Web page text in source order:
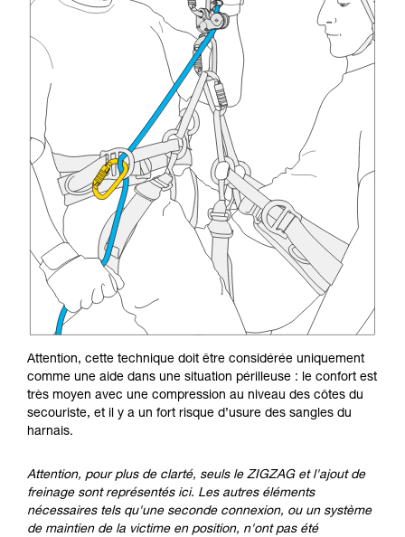
Attention, cette technique doit être considérée uniquement
comme une aide dans une situation périlleuse : le confort est
très moyen avec une compression au niveau des côtes du
secouriste, et il y a un fort risque d’usure des sangles du
harnais.
Attention, pour plus de clarté, seuls le ZIGZAG et l'ajout de
freinage sont représentés ici. Les autres éléments
nécessaires tels qu'une seconde connexion, ou un système
de maintien de la victime en position, n'ont pas été